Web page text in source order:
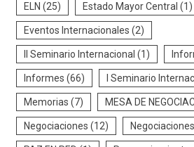
ELN (25) Estado Mayor Central (1)
Eventos Internacionales (2)
II Seminario Internacional (1)
Informes (66) I Seminario
Memorias (7) MESA DE
Negociaciones (12) Negociaciones